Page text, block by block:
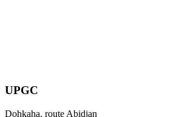
UPGC
Dohkaha, route Abidjan